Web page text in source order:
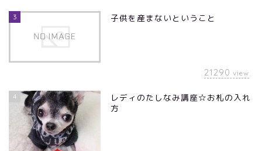
3 子供を産まないということ
21290 view
4
レディのたしなみ講座☆お札の入れ
方